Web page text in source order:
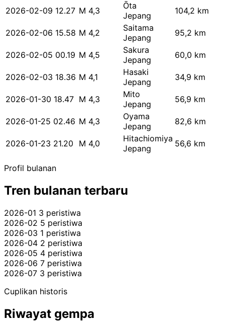
2026-02-09 12.27 M 4,3
Ōta
Jepang
104,2 km
2026-02-06 15.58 M 4,2
Saitama
Jepang
95,2 km
2026-02-05 00.19 M 4,5
Sakura
Jepang
60,0 km
2026-02-03 18.36 M 4,1
Hasaki
Jepang
34,9 km
2026-01-30 18.47 M 4,3
Mito
Jepang
56,9 km
2026-01-25 02.46 M 4,3
Oyama
Jepang
82,6 km
2026-01-23 21.20 M 4,0
Hitachiomiya
Jepang
56,6 km
Profil bulanan
Tren bulanan terbaru
2026-01 3 peristiwa
2026-02 5 peristiwa
2026-03 1 peristiwa
2026-04 2 peristiwa
2026-05 4 peristiwa
2026-06 7 peristiwa
2026-07 3 peristiwa
Cuplikan historis
Riwayat gempa